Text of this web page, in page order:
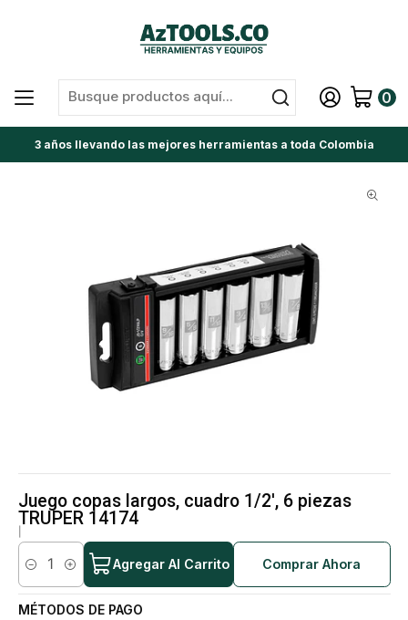
0
3 años llevando las mejores herramientas a toda Colombia
Juego copas largos, cuadro 1/2', 6 piezas
TRUPER 14174
Cantidad
Agregar Al Carrito Comprar Ahora
MÉTODOS DE PAGO